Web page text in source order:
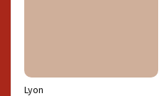
Lyon